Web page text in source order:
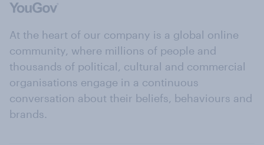
At the heart of our company is a global online
community, where millions of people and
thousands of political, cultural and commercial
organisations engage in a continuous
conversation about their beliefs, behaviours and
brands.